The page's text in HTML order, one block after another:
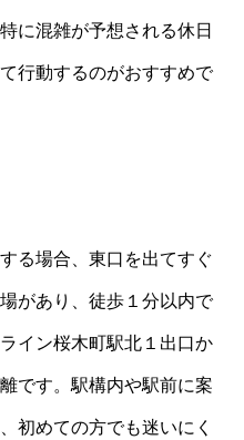
に混雑が予想される休日
行動するのがおすすめで
る場合、東口を出てすぐ
があり、徒歩１分以内で
イン桜木町駅北１出口か
です。駅構内や駅前に案
初めての方でも迷いにく